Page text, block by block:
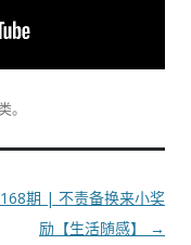
。
期 | 不责备换来小奖
励【生活随感】
→